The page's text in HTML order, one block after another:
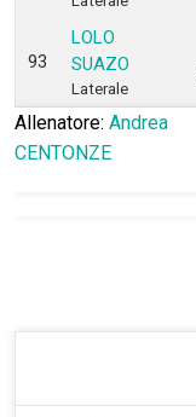
93
LOLO
SUAZO
Laterale
Allenatore: Andrea
CENTONZE